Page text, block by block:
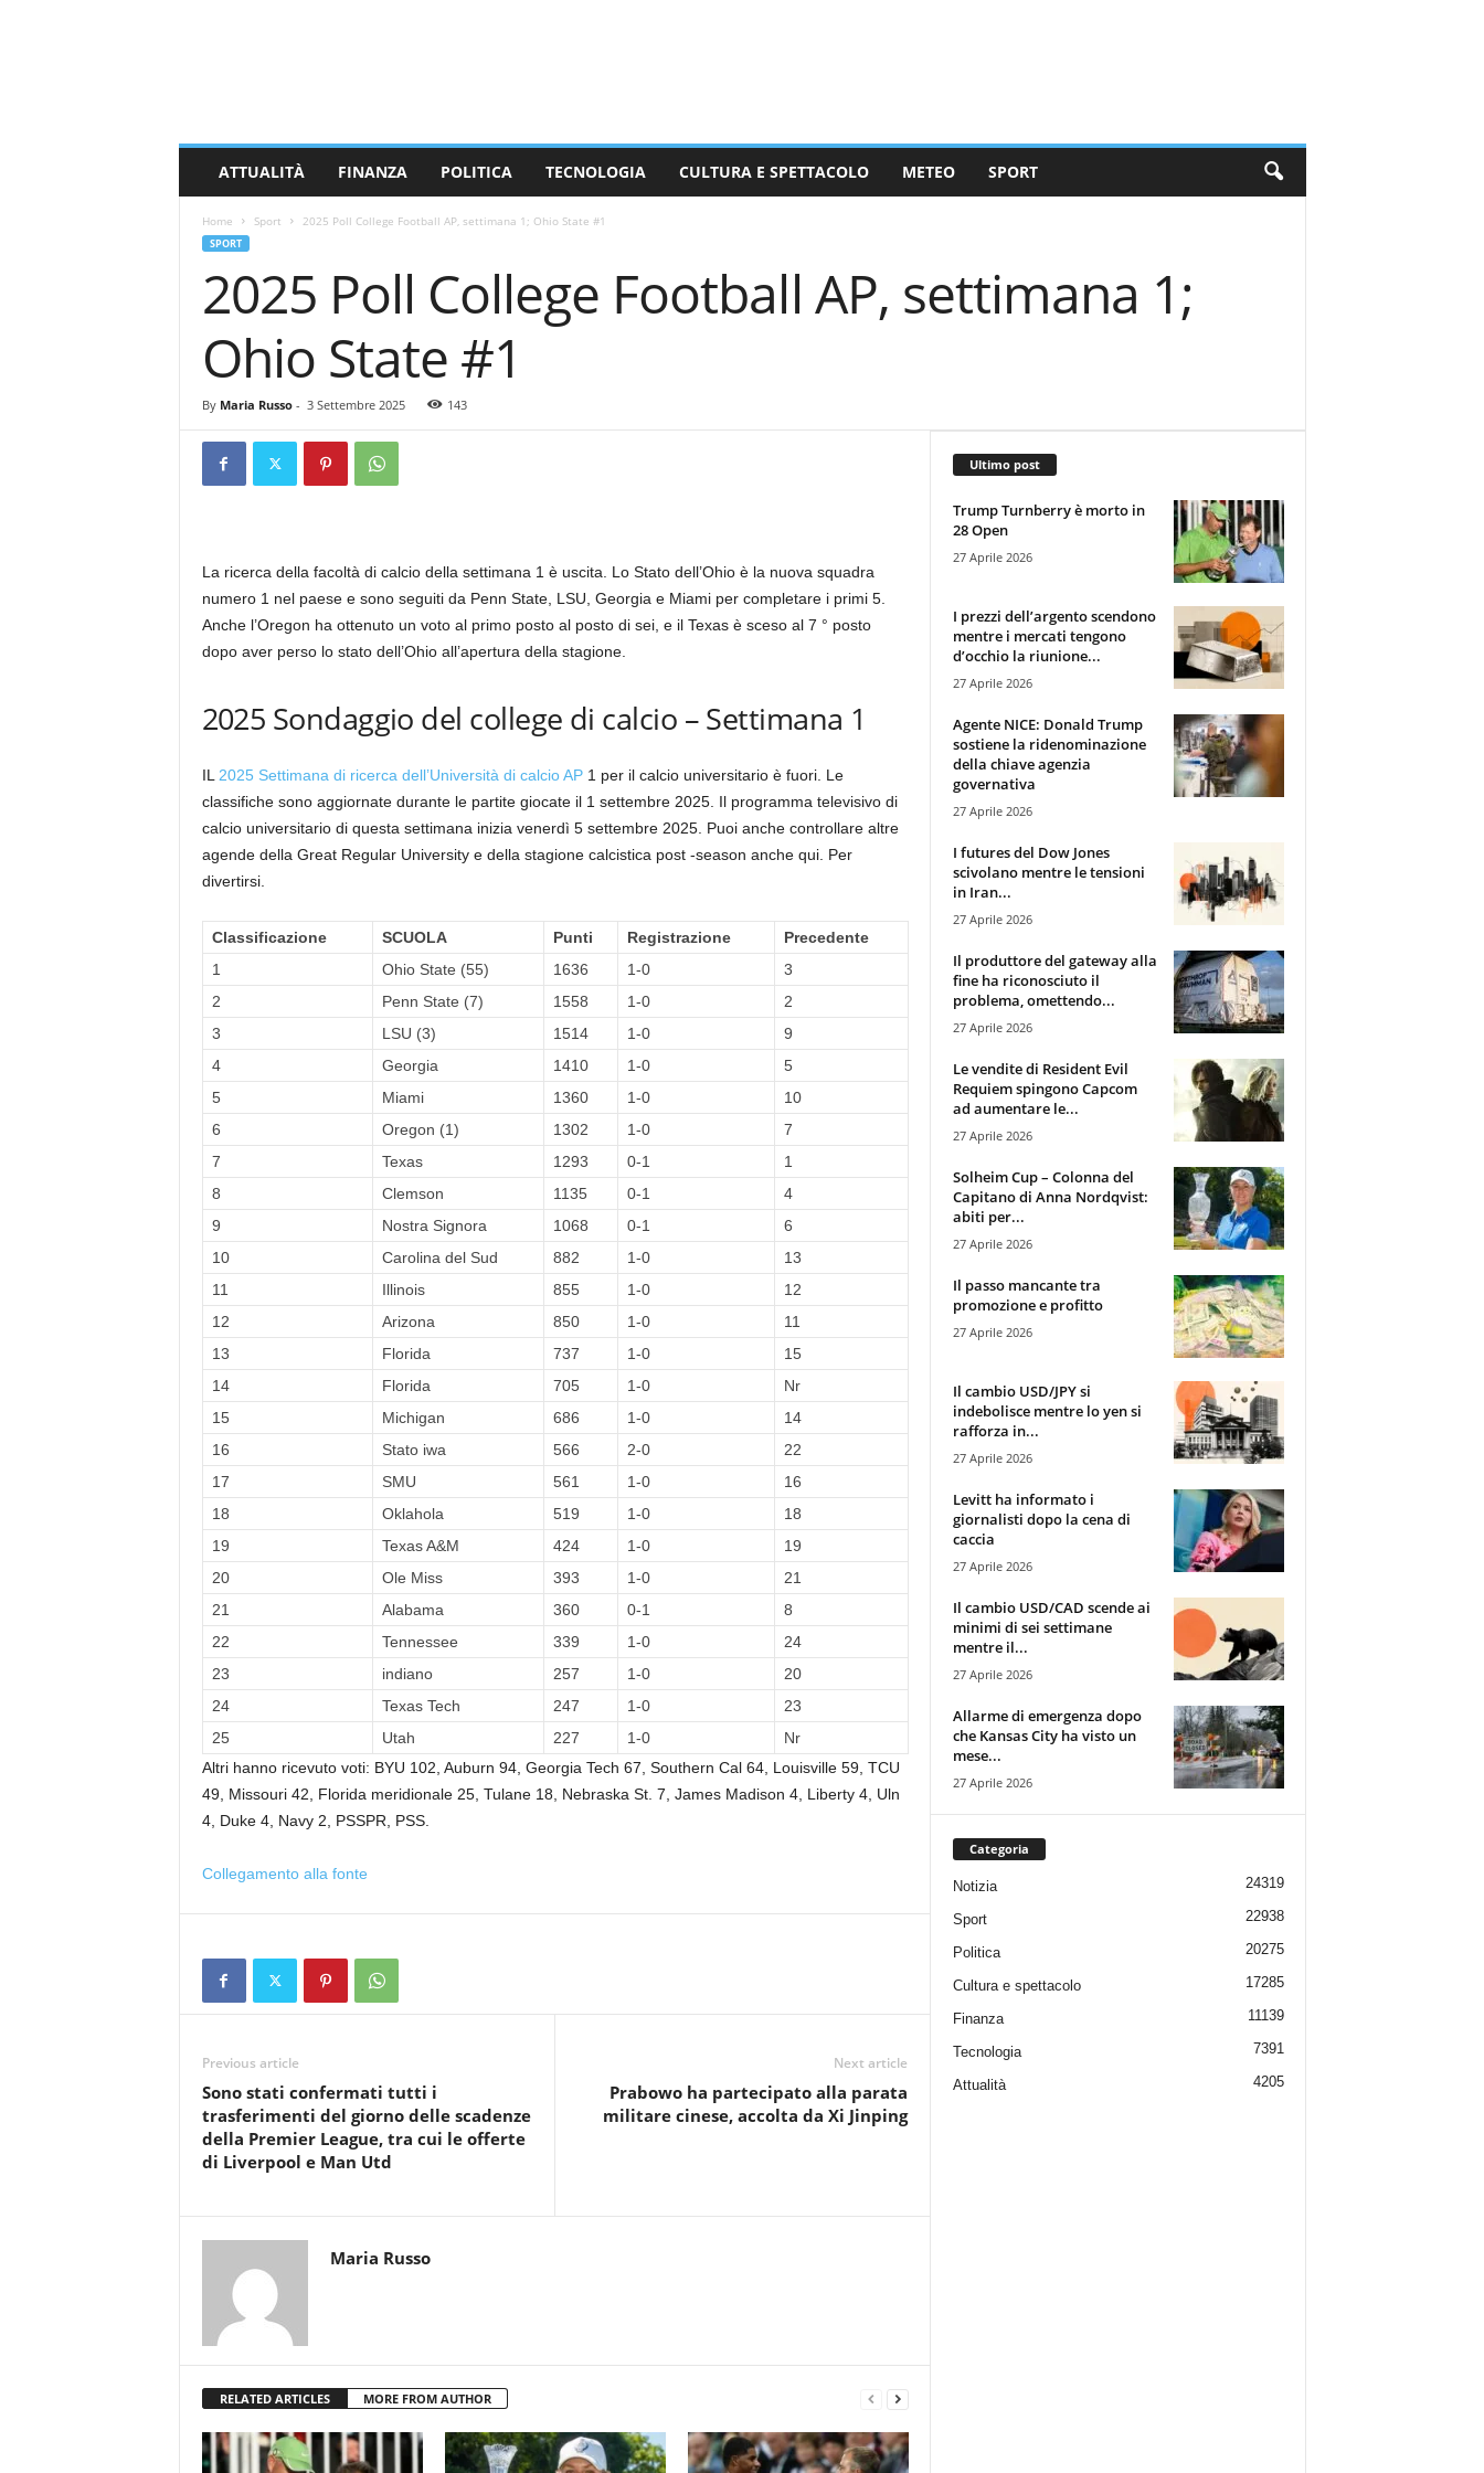
ATTUALITÀ FINANZA POLITICA TECNOLOGIA CULTURA E SPETTACOLO METEO SPORT
Home Sport 2025 Poll College Football AP, settimana 1; Ohio State #1
SPORT
2025 Poll College Football AP, settimana 1;
Ohio State #1
By Maria Russo- 3 Settembre 2025 143
La ricerca della facoltà di calcio della settimana 1 è uscita. Lo Stato dell’Ohio è la nuova squadra
numero 1 nel paese e sono seguiti da Penn State, LSU, Georgia e Miami per completare i primi 5.
Anche l’Oregon ha ottenuto un voto al primo posto al posto di sei, e il Texas è sceso al 7 ° posto
dopo aver perso lo stato dell’Ohio all’apertura della stagione.
2025 Sondaggio del college di calcio – Settimana 1
IL 2025 Settimana di ricerca dell’Università di calcio AP 1 per il calcio universitario è fuori. Le
classifiche sono aggiornate durante le partite giocate il 1 settembre 2025. Il programma televisivo di
calcio universitario di questa settimana inizia venerdì 5 settembre 2025. Puoi anche controllare altre
agende della Great Regular University e della stagione calcistica post -season anche qui. Per
divertirsi.
Classificazione SCUOLA Punti Registrazione
Precedente
1
Ohio State (55) 1636 1-0
3
2
Penn State (7) 1558 1-0
2
3
LSU (3) 1514 1-0
9
4
Georgia 1410 1-0
5
5
Miami 1360 1-0
10
6
Oregon (1) 1302 1-0
7
7
Texas 1293 0-1
1
8
Clemson 1135 0-1
4
9
Nostra Signora 1068 0-1
6
10
Carolina del Sud 882 1-0
13
11
Illinois 855 1-0
12
12
Arizona 850 1-0
11
13
Florida 737 1-0
15
14
Florida 705 1-0
Nr
15
Michigan 686 1-0
14
16
Stato iwa 566 2-0
22
17
SMU 561 1-0
16
18
Oklahola 519 1-0
18
19
Texas A&M 424 1-0
19
20
Ole Miss 393 1-0
21
21
Alabama 360 0-1
8
22
Tennessee 339 1-0
24
23
indiano 257 1-0
20
24
Texas Tech 247 1-0
23
25
Utah 227 1-0
Nr
Altri hanno ricevuto voti: BYU 102, Auburn 94, Georgia Tech 67, Southern Cal 64, Louisville 59, TCU
49, Missouri 42, Florida meridionale 25, Tulane 18, Nebraska St. 7, James Madison 4, Liberty 4, Uln
4, Duke 4, Navy 2, PSSPR, PSS.
Collegamento alla fonte
Previous article
Sono stati confermati tutti i
trasferimenti del giorno delle scadenze
della Premier League, tra cui le offerte
di Liverpool e Man Utd
Next article
Prabowo ha partecipato alla parata
militare cinese, accolta da Xi Jinping
Maria Russo
RELATED ARTICLES MORE FROM AUTHOR
Ultimo post
Trump Turnberry è morto in
28 Open
27 Aprile 2026
I prezzi dell’argento scendono
mentre i mercati tengono
d’occhio la riunione...
27 Aprile 2026
Agente NICE: Donald Trump
sostiene la ridenominazione
della chiave agenzia
governativa
27 Aprile 2026
I futures del Dow Jones
scivolano mentre le tensioni
in Iran...
27 Aprile 2026
Il produttore del gateway alla
fine ha riconosciuto il
problema, omettendo...
27 Aprile 2026
Le vendite di Resident Evil
Requiem spingono Capcom
ad aumentare le...
27 Aprile 2026
Solheim Cup – Colonna del
Capitano di Anna Nordqvist:
abiti per...
27 Aprile 2026
Il passo mancante tra
promozione e profitto
27 Aprile 2026
Il cambio USD/JPY si
indebolisce mentre lo yen si
rafforza in...
27 Aprile 2026
Levitt ha informato i
giornalisti dopo la cena di
caccia
27 Aprile 2026
Il cambio USD/CAD scende ai
minimi di sei settimane
mentre il...
27 Aprile 2026
Allarme di emergenza dopo
che Kansas City ha visto un
mese...
27 Aprile 2026
Categoria
Notizia 24319
Sport 22938
Politica 20275
Cultura e spettacolo 17285
Finanza 11139
Tecnologia 7391
Attualità 4205